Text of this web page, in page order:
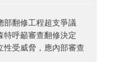
部翻修工程超支爭議
特呼籲審查翻修決定
性受威脅，應內部審查